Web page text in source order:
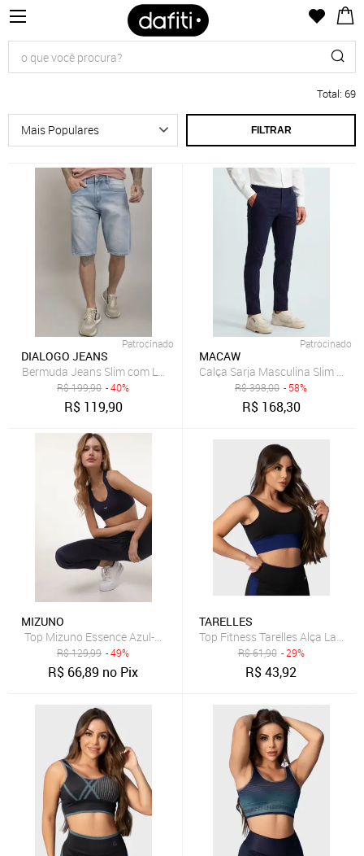
Total: 69
FILTRAR
Patrocinado
DIALOGO JEANS
Bermuda Jeans Slim com Lavagem Clara Dialogo Jeans
R$199,90 - 40%
R$ 119,90
Patrocinado
MACAW
R$398,00 - 58%
R$ 168,30
MIZUNO
Top Mizuno Essence Azul-Marinho
R$129,99 - 49%
R$ 66,89 no Pix
TARELLES
Top Fitness Tarelles Alça Larga
R$61,90 - 29%
R$43,92